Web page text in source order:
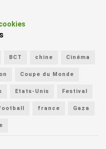
BCT chine Cinéma
Coupe du Monde
Etats-Unis Festival
france Gaza